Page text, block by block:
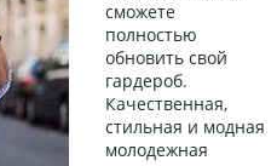
сможете
полностью
обновить свой
гардероб.
Качественная,
стильная и модная
молодежная